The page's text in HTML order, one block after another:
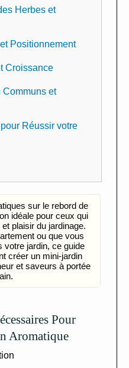
Herbes et
Positionnement
Croissance
Communs et
Réussir votre
sur le rebord de
idéale pour ceux qui
plaisir du jardinage.
ou que vous
votre jardin, ce guide
créer un mini-jardin
et saveurs à portée
Pour
Aromatique